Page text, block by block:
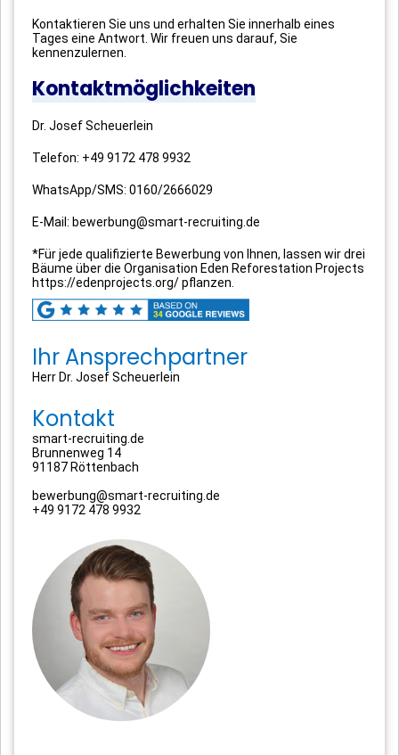
Kontaktieren Sie uns und erhalten Sie innerhalb eines
Tages eine Antwort. Wir freuen uns darauf, Sie
kennenzulernen.
Kontaktmöglichkeiten
Dr. Josef Scheuerlein
Telefon: +49 9172 478 9932
WhatsApp/SMS: 0160/2666029
E-Mail: bewerbung@smart-recruiting.de
*Für jede qualifizierte Bewerbung von Ihnen, lassen wir drei
Bäume über die Organisation Eden Reforestation Projects
https://edenprojects.org/ pflanzen.
Ihr Ansprechpartner
Herr Dr. Josef Scheuerlein
Kontakt
smart-recruiting.de
Brunnenweg 14
91187 Röttenbach
bewerbung@smart-recruiting.de
+49 9172 478 9932